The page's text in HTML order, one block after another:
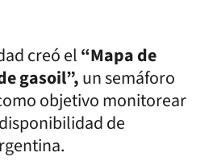
creó el“Mapa de
gasoil”,un semáforo
objetivo monitorear
de